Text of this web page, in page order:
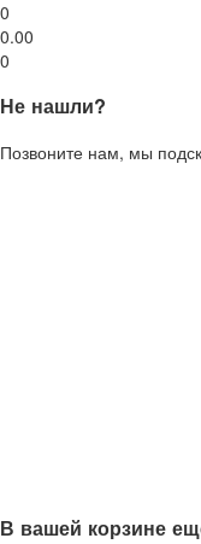
0
0.00
0
Не нашли?
Позвоните нам, мы
В вашей корзине